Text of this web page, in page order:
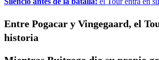
Entre Pogacar y Vingegaard, el
historia